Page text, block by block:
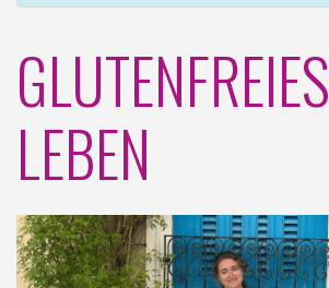
GLUTENFREIES
LEBEN